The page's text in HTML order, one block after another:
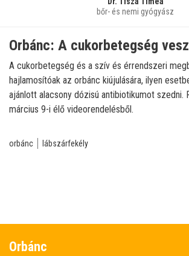
bőr- és nemi gyógyász
Orbánc: A cukorbetegség
A cukorbetegség és a szív és érrendszeri
hajlamosítóak az orbánc kiújulására, ilyen
ajánlott alacsony dózisú antibiotikumot szedni.
március 9-i élő videorendelésből.
orbánc lábszárfekély
Orbánc